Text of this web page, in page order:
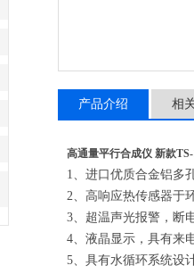
产品介绍 相
高通量平行合成仪 新款TS-
1、 进口优质合金铝多
2、 高响应热传感器于
3、 超温声光报警，断
4、 液晶显示，具有来
5、 具有水循环系统设